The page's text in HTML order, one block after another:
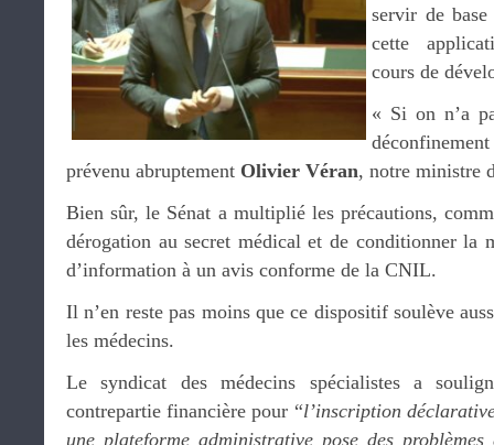
servir de
cette
cours de
« Si on n’a
prévenu abruptement Olivier Véran, notre ministre
Bien sûr, le Sénat a multiplié les précautions,
dérogation au secret médical et de conditionner la
d’information à un avis conforme de la CNIL.
Il n’en reste pas moins que ce dispositif soulève
les médecins.
Le syndicat des médecins spécialistes a
contrepartie financière pour “l’inscription
une plateforme administrative pose des problèmes